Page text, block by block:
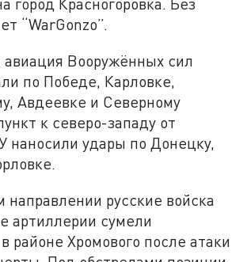
город Красногоровка. Без
“WarGonzo”.
авиация Вооружённых cил
по Победе, Карловке,
Авдеевке и Северному
к северо-западу от
наносили удары по Донецку,
направлении русские войска
артиллерии сумели
районе Хромового после атаки